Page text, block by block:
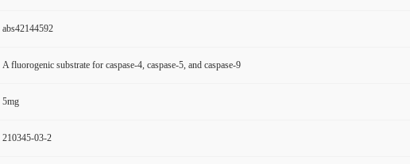
abs42144592
A fluorogenic substrate for caspase-4, caspase-5, and caspase-9
5mg
210345-03-2